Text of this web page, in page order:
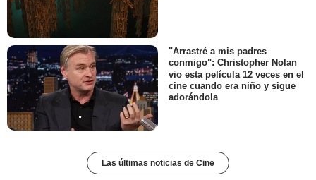
"Arrastré a mis padres
conmigo": Christopher Nolan
vio esta película 12 veces en el
cine cuando era niño y sigue
adorándola
Las últimas noticias de Cine